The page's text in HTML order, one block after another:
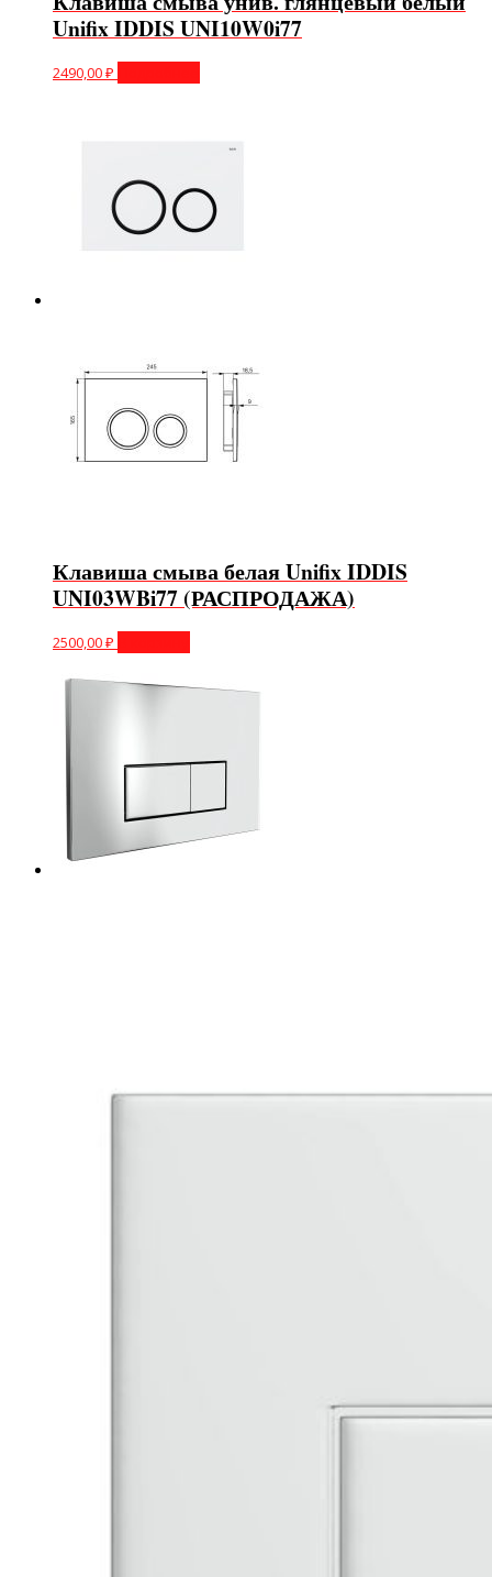
Unifix IDDIS UNI10W0i77
2490,00₽
Клавиша смыва белая Unifix IDDIS
UNI03WBi77 (РАСПРОДАЖА)
2500,00₽